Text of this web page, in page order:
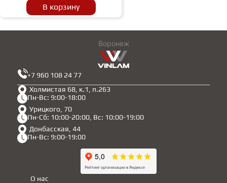
В корзину
Воронеж
Холмистая 68, к.1, п.263
Пн-Вс: 9:00-18:00
Урицкого, 70
Пн-Сб: 10:00-20:00, Вс: 10:00-19:00
Донбасская, 44
Пн-Вс: 9:00-19:00
+7 960 108 24 77
О нас